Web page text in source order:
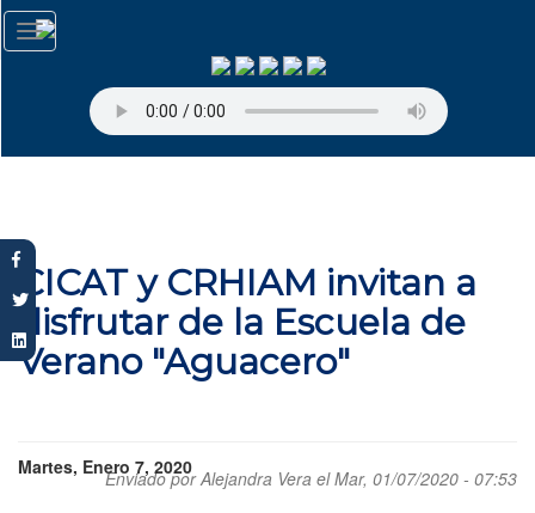
Pasar
contenido
Toggle
navigation
CICAT y CRHIAM invitan a
disfrutar de la Escuela de
Verano "Aguacero"
Enviado porAlejandra Vera el Mar, 01/07/2020 - 07:53
Martes, Enero 7, 2020